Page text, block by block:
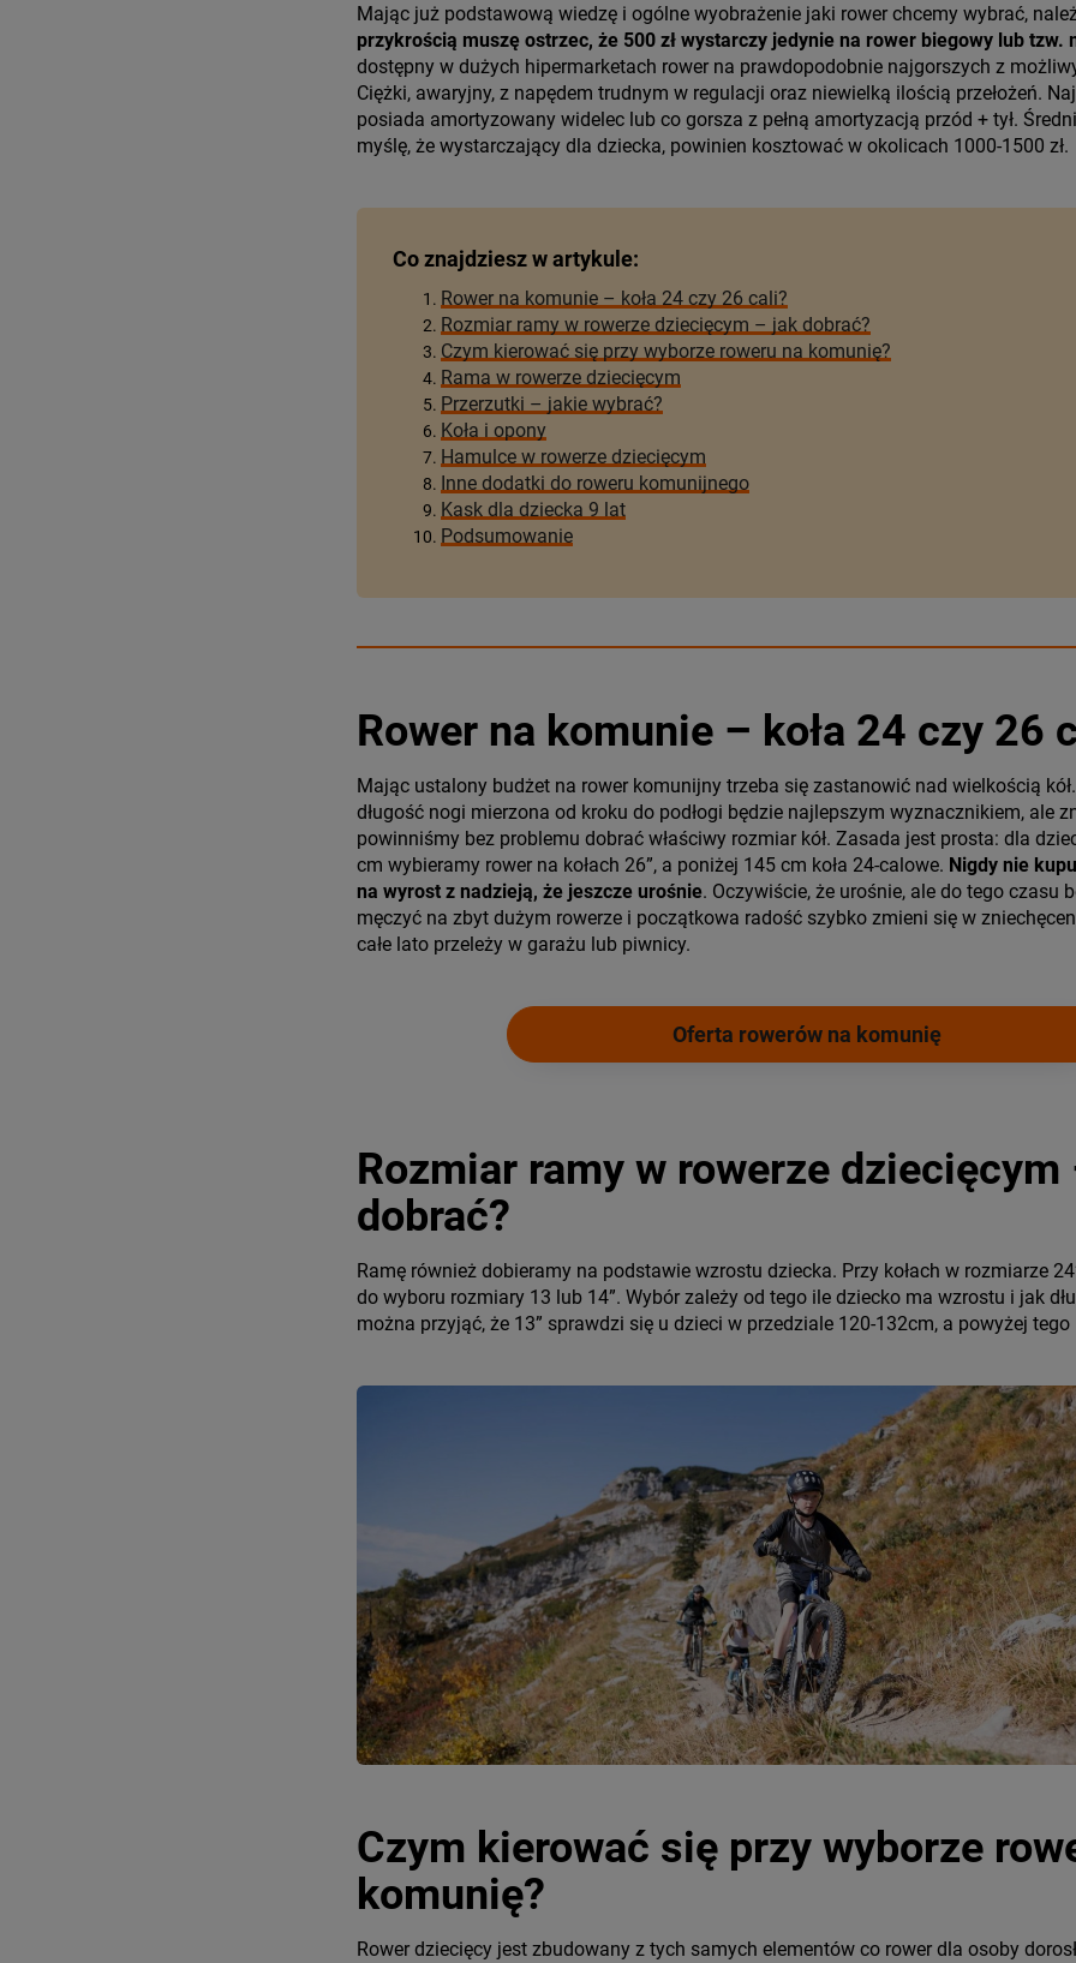
Mając już podstawową wiedzę i ogólne wyobrażenie jaki rower chcemy wybrać,
przykrością muszę ostrzec, że 500 zł wystarczy jedynie na rower biegowy lub tzw.
dostępny w dużych hipermarketach rower na prawdopodobnie najgorszych z
Ciężki, awaryjny, z napędem trudnym w regulacji oraz niewielką ilością przełożeń.
posiada amortyzowany widelec lub co gorsza z pełną amortyzacją przód + tył.
myślę, że wystarczający dla dziecka, powinien kosztować w okolicach 1000-1500 zł.
Co znajdziesz w artykule:
Rower na komunie – koła 24 czy 26 cali?
Rozmiar ramy w rowerze dziecięcym – jak dobrać?
Czym kierować się przy wyborze roweru na komunię?
Rama w rowerze dziecięcym
Przerzutki – jakie wybrać?
Koła i opony
Hamulce w rowerze dziecięcym
Inne dodatki do roweru komunijnego
Kask dla dziecka 9 lat
Podsumowanie
Rower na komunie – koła 24 czy 26
Mając ustalony budżet na rower komunijny trzeba się zastanowić nad wielkością
długość nogi mierzona od kroku do podłogi będzie najlepszym wyznacznikiem, ale
powinniśmy bez problemu dobrać właściwy rozmiar kół. Zasada jest prosta: dla
cm wybieramy rower na kołach 26”, a poniżej 145 cm koła 24-calowe. Nigdy nie
na wyrost z nadzieją, że jeszcze urośnie. Oczywiście, że urośnie, ale do tego czasu
męczyć na zbyt dużym rowerze i początkowa radość szybko zmieni się w
całe lato przeleży w garażu lub piwnicy.
Oferta rowerów na komunię
Rozmiar ramy w rowerze dziecięcym
dobrać?
Ramę również dobieramy na podstawie wzrostu dziecka. Przy kołach w rozmiarze
do wyboru rozmiary 13 lub 14”. Wybór zależy od tego ile dziecko ma wzrostu i jak
można przyjąć, że 13” sprawdzi się u dzieci w przedziale 120-132cm, a powyżej
Czym kierować się przy wyborze
komunię?
Rower dziecięcy jest zbudowany z tych samych elementów co rower dla osoby